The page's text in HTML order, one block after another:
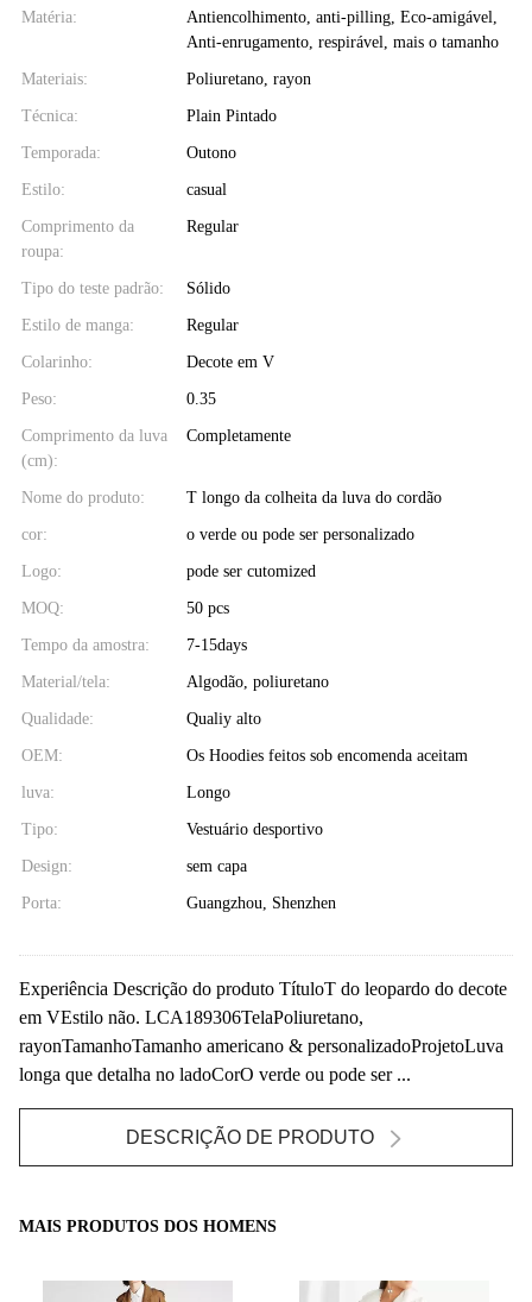
Matéria:
Antiencolhimento, anti-pilling, Eco-amigável,
Anti-enrugamento, respirável, mais o tamanho
Materiais: Poliuretano, rayon
Técnica: Plain Pintado
Temporada: Outono
Estilo: casual
Comprimento da
roupa:
Regular
Tipo do teste padrão: Sólido
Estilo de manga: Regular
Colarinho: Decote em V
Peso: 0.35
Comprimento da luva
(cm):
Completamente
Nome do produto: T longo da colheita da luva do cordão
cor: o verde ou pode ser personalizado
Logo: pode ser cutomized
MOQ: 50 pcs
Tempo da amostra: 7-15days
Material/tela: Algodão, poliuretano
Qualidade: Qualiy alto
OEM: Os Hoodies feitos sob encomenda aceitam
luva: Longo
Tipo: Vestuário desportivo
Design: sem capa
Porta: Guangzhou, Shenzhen
Experiência Descrição do produto TítuloT do leopardo do decote
em VEstilo não. LCA189306TelaPoliuretano,
rayonTamanhoTamanho americano & personalizadoProjetoLuva
longa que detalha no ladoCorO verde ou pode ser ...
DESCRIÇÃO DE PRODUTO
MAIS PRODUTOS DOS HOMENS